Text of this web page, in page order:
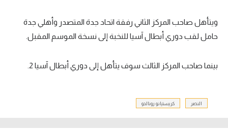
ويتأهل صاحب المركز الثاني رفقة اتحاد جدة المتصدر وأهلي جدة
حامل لقب دوري أبطال آسيا للنخبة إلى نسخة الموسم المقبل.
بينما صاحب المركز الثالث سوف يتأهل إلى دوري أبطال آسيا 2.
النصر كريستيانو رونالدو